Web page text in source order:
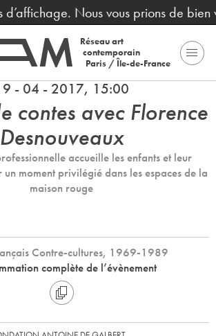
Nous vous prions de
Réseau art
contemporain
Paris / Île-de-France
- 04 - 2017, 15:00
contes avec Florence
Desnouveaux
accueille les enfants et leur
un moment privilégié dans les espaces de la
maison rouge
Contre-cultures, 1969-1989
complète de l’évènement